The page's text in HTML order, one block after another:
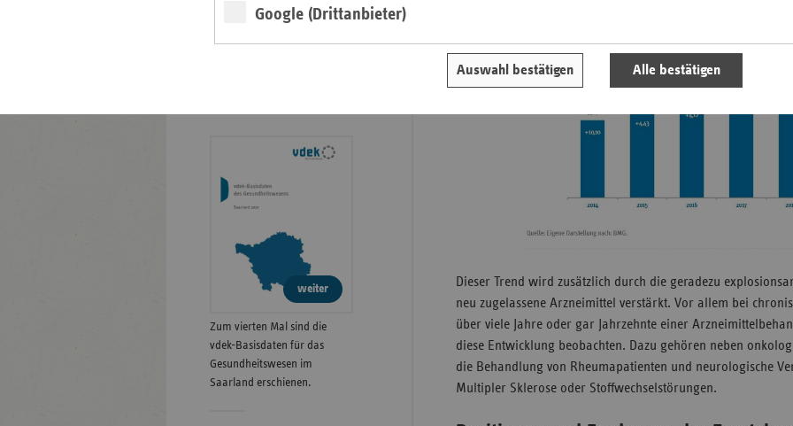
Google (Drittanbieter)
Auswahl bestätigen Alle bestätigen
Dieser Trend wird zusätzlich durch die geradezu
neu zugelassene Arzneimittel verstärkt. Vor allem bei
über viele Jahre oder gar Jahrzehnte einer
diese Entwicklung beobachten. Dazu gehören neben
die Behandlung von Rheumapatienten und neurologische
Multipler Sklerose oder Stoffwechselstörungen.
der stationären Pflege erneut
weiter
Zum vierten Mal sind die
vdek-Basisdaten für das
Gesundheitswesen im
Saarland erschienen.